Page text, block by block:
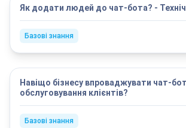
Як додати людей до чат-бота? -
Базові знання
Навіщо бізнесу впроваджувати чат-
обслуговування клієнтів?
Базові знання